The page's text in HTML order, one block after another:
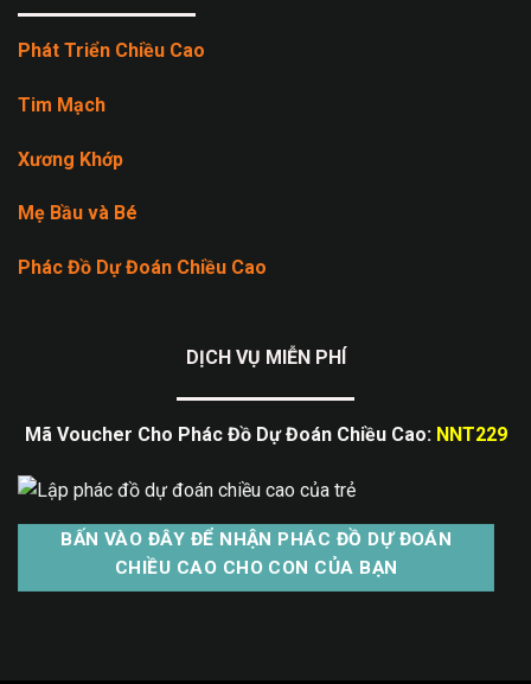
Phát Triển Chiều Cao
Tim Mạch
Xương Khớp
Mẹ Bầu và Bé
Phác Đồ Dự Đoán Chiều Cao
DỊCH VỤ MIỄN PHÍ
Mã Voucher Cho Phác Đồ Dự Đoán Chiều Cao: NNT229
BẤN VÀO ĐÂY ĐỂ NHẬN PHÁC ĐỒ DỰ ĐOÁN
CHIỀU CAO CHO CON CỦA BẠN